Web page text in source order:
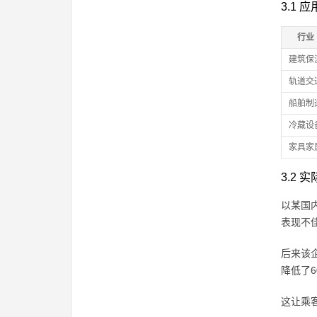
3.1 应
行业
建筑保
轨道交
船舶制
冷藏设
家具家
3.2 实
以某国
表现不
后来该
降低了
这让乘